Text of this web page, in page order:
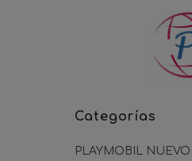
Categorías
PLAYMOBIL NUEVO